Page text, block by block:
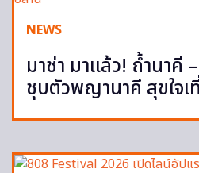
NEWS
มาช่า มาแล้ว! ถ้ำนาคี
ชุบตัวพญานาคี สุขใจเ